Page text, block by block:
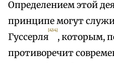
Определением этой
принципе могут
Гуссерля
[434]
, которым,
противоречит